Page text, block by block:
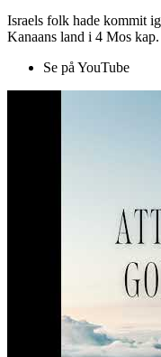
Israels folk hade kommit
Kanaans land i 4 Mos
Se på YouTube